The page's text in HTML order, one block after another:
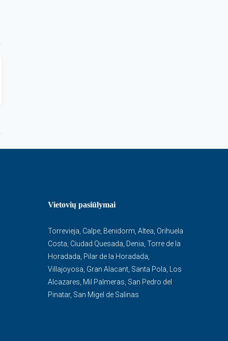
Vietovių pasiūlymai
Torrevieja Calpe, Benidorm Altea Orihuela
Costa Ciudad Quesada Denia Torre de la
Horadada Pilar de la Horadada
Villajoyosa Gran Alacant, Santa Pola
Los
Alcazares Mil Palmeras San Pedro del
Pinatar, San Migel de Salinas